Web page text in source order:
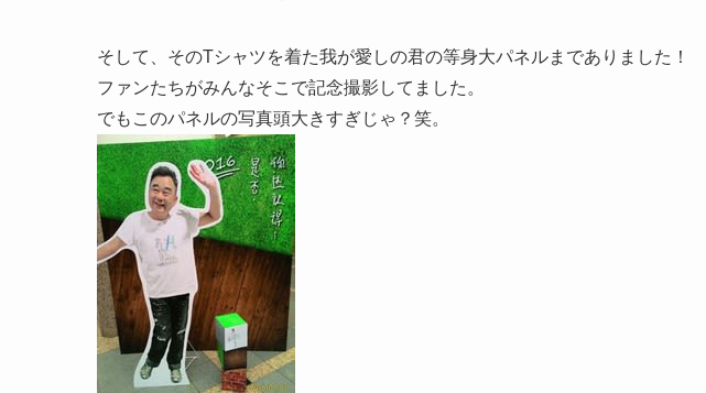
そして、そのTシャツを着た我が愛しの君の等身大パネルまでありました！
ファンたちがみんなそこで記念撮影してました。
でもこのパネルの写真頭大きすぎじゃ？笑。